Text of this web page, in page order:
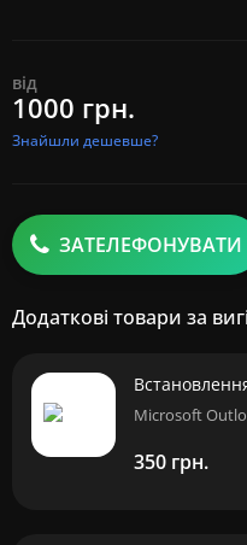
від
1000 грн.
Знайшли дешевше?
ЗАТЕЛЕФОНУВАТИ
Додаткові товари за
Microsoft
350 грн.